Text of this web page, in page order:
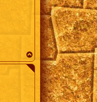
a
u